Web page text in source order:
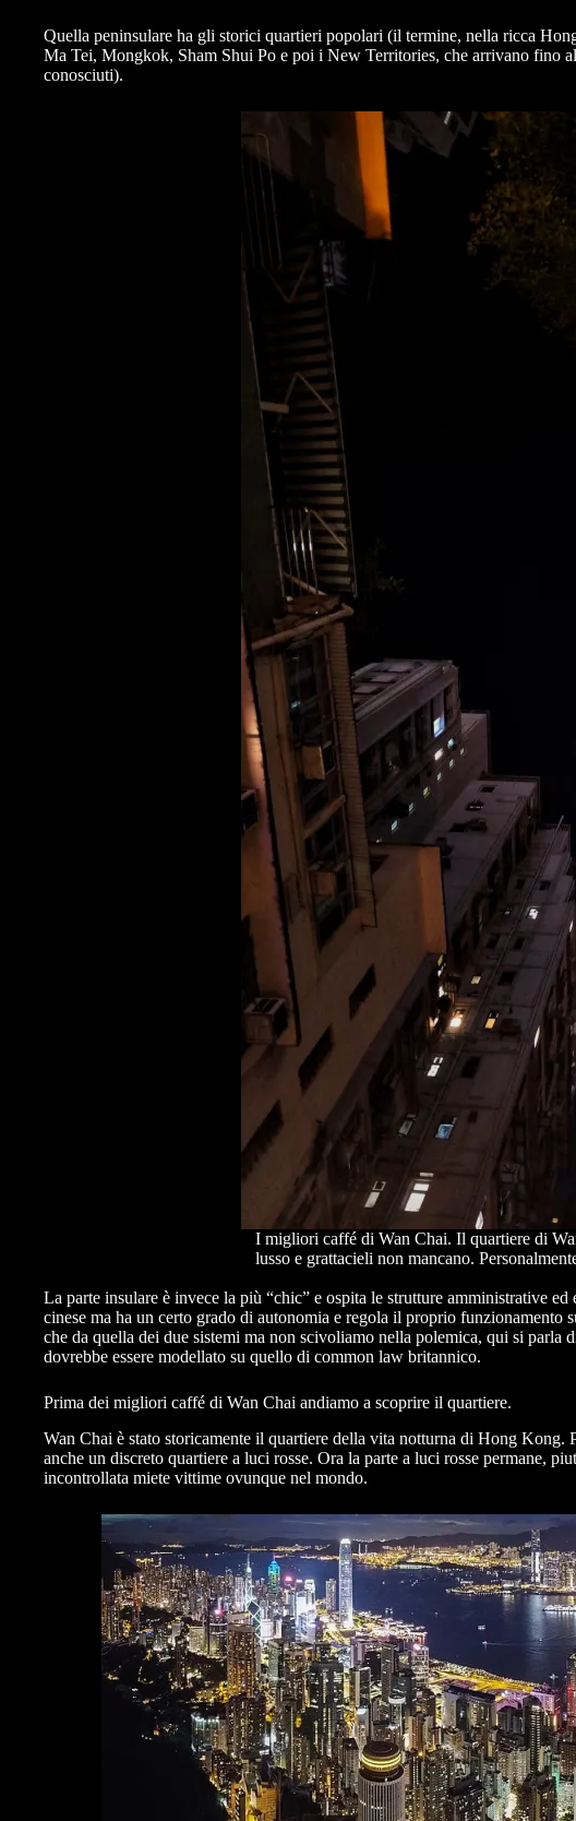
Quella peninsulare ha gli storici quartieri popolari (il termine, nella ricca
Ma Tei, Mongkok, Sham Shui Po e poi i New Territories, che arrivano fino
conosciuti).
I migliori caffé di Wan Chai. Il quartiere di
lusso e grattacieli non mancano.
La parte insulare è invece la più “chic” e ospita le strutture amministrative
cinese ma ha un certo grado di autonomia e regola il proprio funzionamento
che da quella dei due sistemi ma non scivoliamo nella polemica, qui si parla
dovrebbe essere modellato su quello di common law britannico.
Prima dei migliori caffé di Wan Chai andiamo a scoprire il quartiere.
Wan Chai è stato storicamente il quartiere della vita notturna di Hong
anche un discreto quartiere a luci rosse. Ora la parte a luci rosse permane,
incontrollata miete vittime ovunque nel mondo.